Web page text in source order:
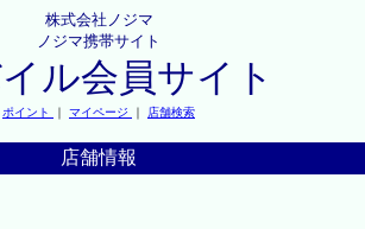
株式会社ノジマ
ノジマ携帯サイト
ル会員サイト
ポイント ｜ マイページ ｜ 店舗検索
店舗情報